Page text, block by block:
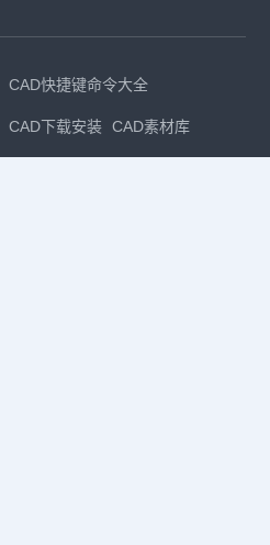
CAD快捷键命令大全
CAD下载安装 CAD素材库